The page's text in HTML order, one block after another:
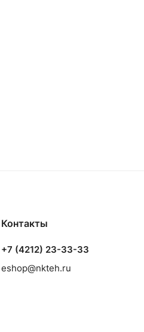
Контакты
+7 (4212) 23-33-33
eshop@nkteh.ru